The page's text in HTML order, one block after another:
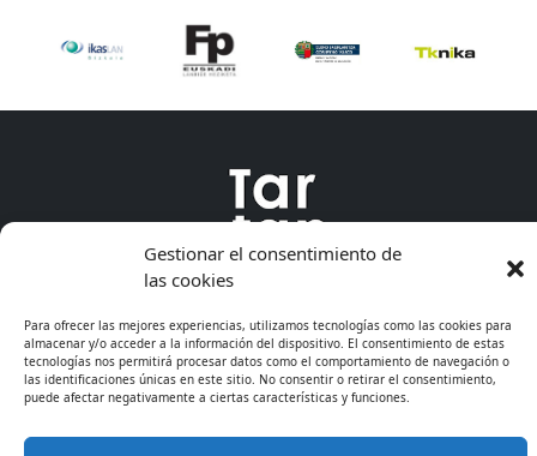
Gestionar el consentimiento de
las cookies
Para ofrecer las mejores experiencias, utilizamos tecnologías como las cookies para
almacenar y/o acceder a la información del dispositivo. El consentimiento de estas
tecnologías nos permitirá procesar datos como el comportamiento de navegación o
las identificaciones únicas en este sitio. No consentir o retirar el consentimiento,
puede afectar negativamente a ciertas características y funciones.
* Excepto cursos de especialización